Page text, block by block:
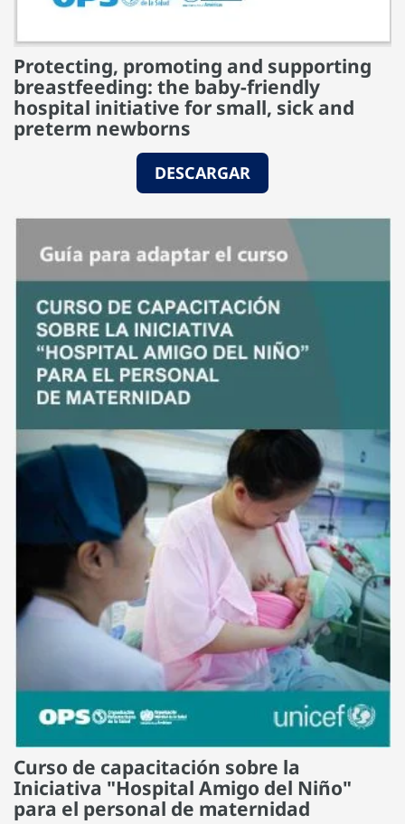
Protecting, promoting and supporting
breastfeeding: the baby-friendly
hospital initiative for small, sick and
preterm newborns
DESCARGAR
Curso de capacitación sobre la
Iniciativa "Hospital Amigo del Niño"
para el personal de maternidad